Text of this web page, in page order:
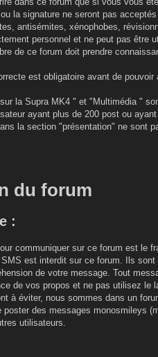
la signature ne seront pas
antisémites, xénophobes,
personnel et ne peut pas être
de ce forum doit prendre
est obligatoire avant de
la Supra MK4 " et "Multimédia "
ayant plus de 200 post ou
la section "présentation" ne sont
du forum
:
communiquer sur ce forum est le
est interdit sur ce forum. Ils
de votre message. Tout
de vos propos et ne pas utilisez le
à éviter, nous sommes dans un
poster des messages monosmileys
utilisateurs.